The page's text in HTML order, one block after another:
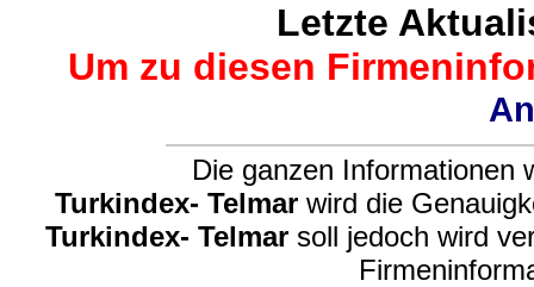
Letzte
Um zu diesen
Die ganzen Informationen
Turkindex- Telmar wird die
Turkindex- Telmar soll jedoch wird